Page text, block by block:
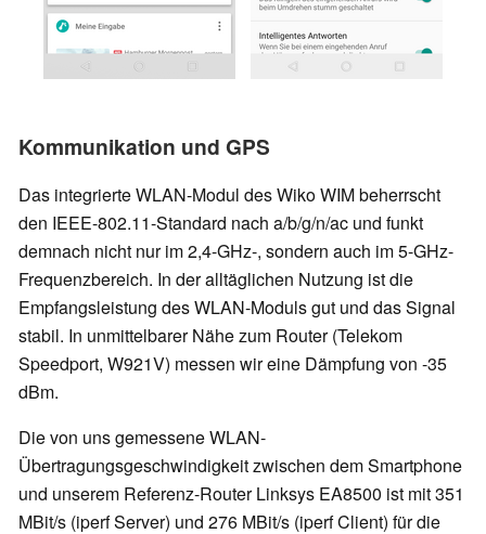
Kommunikation und GPS
Das integrierte WLAN-Modul des Wiko WIM beherrscht
den IEEE-802.11-Standard nach a/b/g/n/ac und funkt
demnach nicht nur im 2,4-GHz-, sondern auch im 5-GHz-
Frequenzbereich. In der alltäglichen Nutzung ist die
Empfangsleistung des WLAN-Moduls gut und das Signal
stabil. In unmittelbarer Nähe zum Router (Telekom
Speedport, W921V) messen wir eine Dämpfung von -35
dBm.
Die von uns gemessene WLAN-
Übertragungsgeschwindigkeit zwischen dem Smartphone
und unserem Referenz-Router Linksys EA8500 ist mit 351
MBit/s (iperf Server) und 276 MBit/s (iperf Client) für die